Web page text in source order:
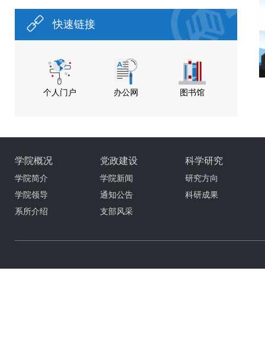
快速链接
个人门户 办公网 图书馆
学院概况
学院简介
学院领导
系所介绍
党政建设
学院新闻
通知公告
支部风采
科学研究
研究方向
科研成果